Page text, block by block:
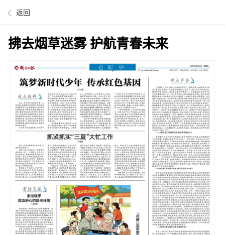
返回
拂去烟草迷雾 护航青春未来